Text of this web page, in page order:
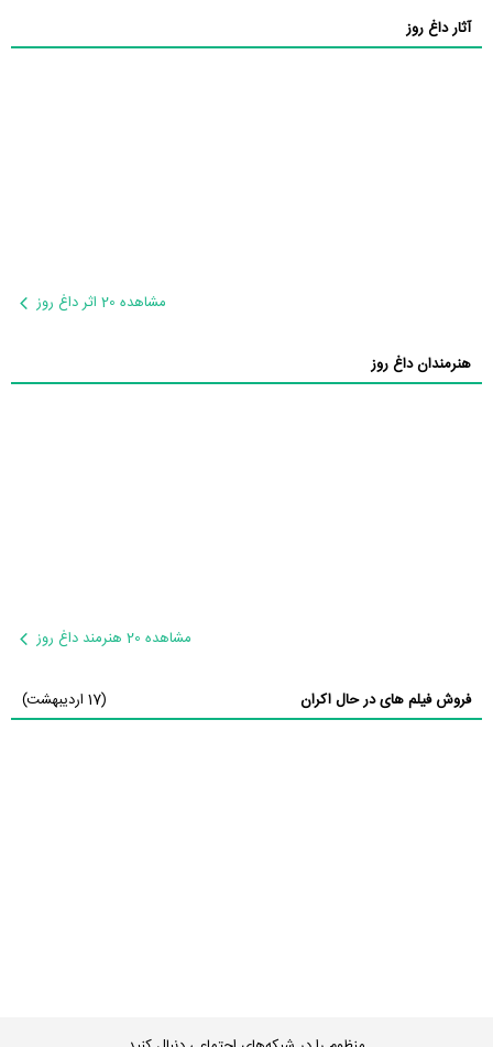
آثار داغ روز
مشاهده 20 اثر داغ روز
هنرمندان داغ روز
مشاهده 20 هنرمند داغ روز
فروش فیلم های در حال اکران (17 اردیبهشت)